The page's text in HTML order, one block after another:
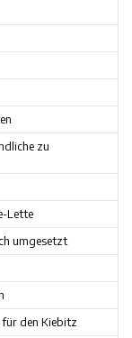
zu
Lette
umgesetzt
den Kiebitz